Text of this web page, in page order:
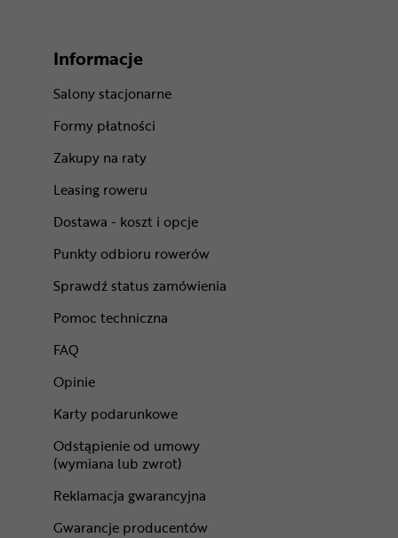
Informacje
Salony stacjonarne
Formy płatności
Zakupy na raty
Leasing roweru
Dostawa - koszt i opcje
Punkty odbioru rowerów
Sprawdź status zamówienia
Pomoc techniczna
FAQ
Opinie
Karty podarunkowe
Odstąpienie od umowy
(wymiana lub zwrot)
Reklamacja gwarancyjna
Gwarancje producentów